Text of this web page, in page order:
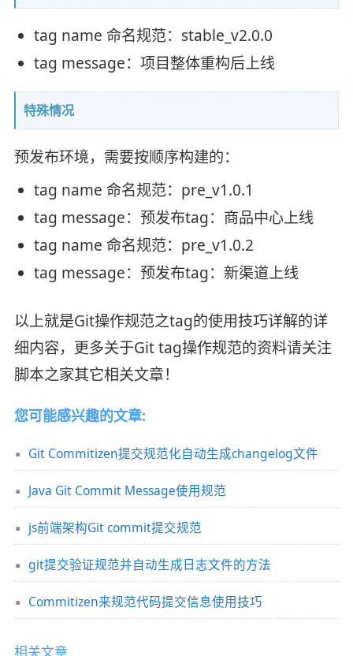
tag name 命名规范：stable_v2.0.0
tag message：项目整体重构后上线
特殊情况
预发布环境，需要按顺序构建的：
tag name 命名规范：pre_v1.0.1
tag message：预发布tag：商品中心上线
tag name 命名规范：pre_v1.0.2
tag message：预发布tag：新渠道上线
以上就是Git操作规范之tag的使用技巧详解的详
细内容，更多关于Git tag操作规范的资料请关注
脚本之家其它相关文章！
您可能感兴趣的文章:
Git Commitizen提交规范化自动生成changelog文件
Java Git Commit Message使用规范
js前端架构Git commit提交规范
git提交验证规范并自动生成日志文件的方法
Commitizen来规范代码提交信息使用技巧
相关文章